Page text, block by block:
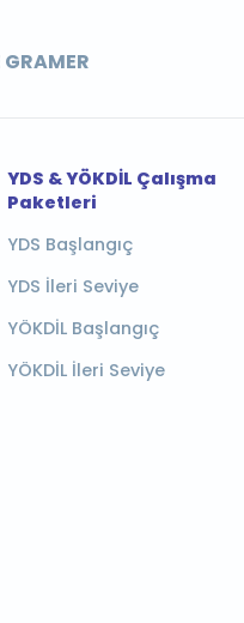
YDS & YÖKDİL Çalışma
Paketleri
YDS Başlangıç
YDS İleri Seviye
YÖKDİL Başlangıç
YÖKDİL İleri Seviye